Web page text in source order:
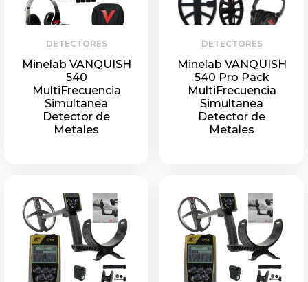
DETECTORES
Minelab VANQUISH
540
MultiFrecuencia
Simultanea
Detector de
Metales
DETECTORES
Minelab VANQUISH
540 Pro Pack
MultiFrecuencia
Simultanea
Detector de
Metales